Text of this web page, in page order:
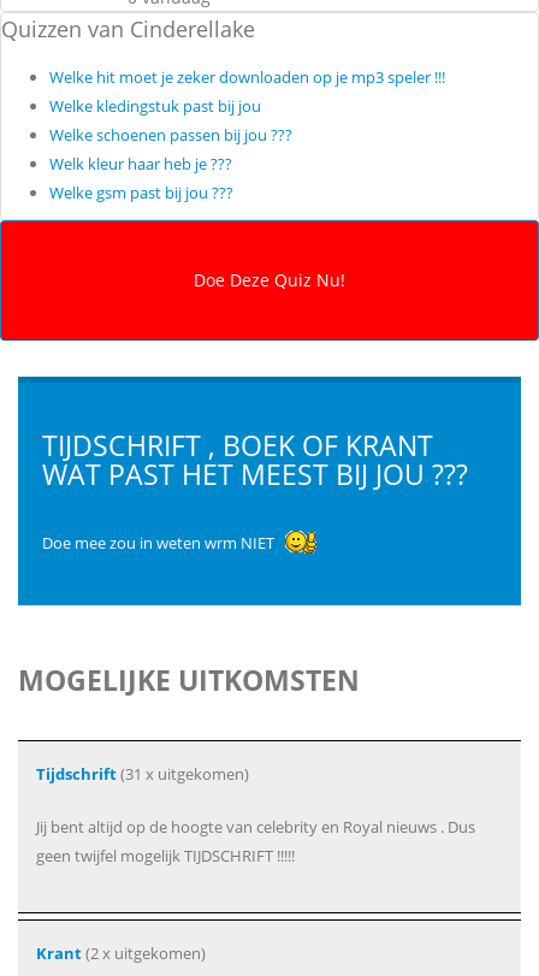
Quizzen van Cinderellake
Welke hit moet je zeker downloaden op je mp3 speler !!!
Welke kledingstuk past bij jou
Welke schoenen passen bij jou ???
Welk kleur haar heb je ???
Welke gsm past bij jou ???
TIJDSCHRIFT , BOEK OF KRANT
WAT PAST HET MEEST BIJ JOU ???
Doe mee zou in weten wrm NIET
MOGELIJKE UITKOMSTEN
Tijdschrift(31 x uitgekomen)
Jij bent altijd op de hoogte van celebrity en Royal nieuws . Dus
geen twijfel mogelijk TIJDSCHRIFT !!!!!
Krant(2 x uitgekomen)